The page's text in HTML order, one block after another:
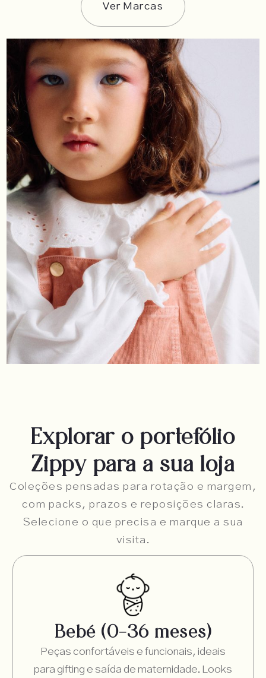
Ver Marcas
Explorar o portefólio
Zippy para a sua loja
Coleções pensadas para rotação e margem,
com packs, prazos e reposições claras.
Selecione o que precisa e marque a sua
visita.
Bebé (0–36 meses)
Peças confortáveis e funcionais, ideais
para gifting e saída de maternidade. Looks